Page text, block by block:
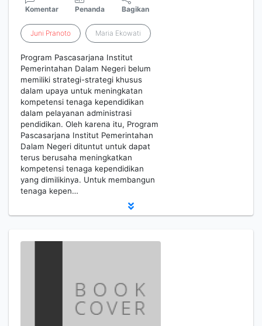
Komentar Penanda Bagikan
Juni Pranoto Maria Ekowati
Program Pascasarjana Institut
Pemerintahan Dalam Negeri belum
memiliki strategi-strategi khusus
dalam upaya untuk meningkatan
kompetensi tenaga kependidikan
dalam pelayanan administrasi
pendidikan. Oleh karena itu, Program
Pascasarjana Institut Pemerintahan
Dalam Negeri dituntut untuk dapat
terus berusaha meningkatkan
kompetensi tenaga kependidikan
yang dimilikinya. Untuk membangun
tenaga kepen…